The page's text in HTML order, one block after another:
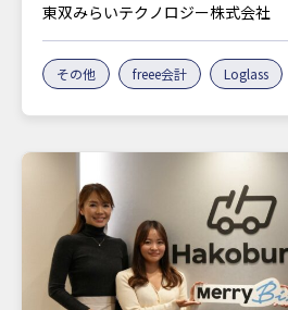
東双みらいテクノロジー株式会社
その他 freee会計 Loglass